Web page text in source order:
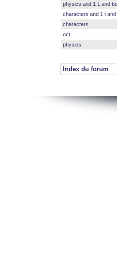
physics and 1 1 and
characters and 1 t and
characters
oct
physics
Index du forum